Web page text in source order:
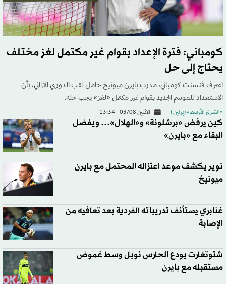
كومباني: فترة الإعداد بقوام غير مكتمل لغز مختلف
يحتاج إلى حل
اعترف فنسنت كومباني، مدرب بايرن ميونيخ حامل لقب الدوري الألماني، بأن
الاستعداد للموسم الجديد بقوام غير مكتمل «لغز» يجب حله.
«الشرق الأوسط» (برلين ) الاثنين 03/08 - 13:34
كين يرفض «برشلونة» و«الهلال»… ويفضل
البقاء مع «بايرن»
نوير يكشف موعد اعتزاله المحتمل مع بايرن
ميونيخ
غنابري يستأنف تدريباته الفردية بعد تعافيه من
الإصابة
شتوتغارت يودع الحارس نوبل وسط غموض
مستقبله مع بايرن